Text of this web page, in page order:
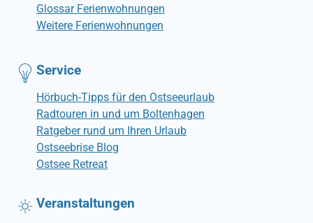
Glossar Ferienwohnungen
Weitere Ferienwohnungen
Service
Hörbuch-Tipps für den Ostseeurlaub
Radtouren in und um Boltenhagen
Ratgeber rund um Ihren Urlaub
Ostseebrise Blog
Ostsee Retreat
Veranstaltungen